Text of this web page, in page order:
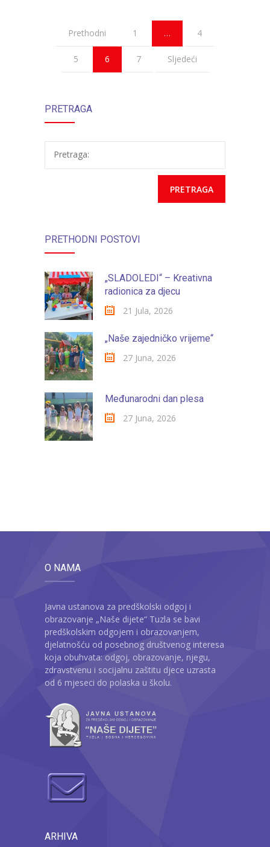
Prethodni 1 … 4
5 6 7 Sljedeći
PRETRAGA
Pretraga:
PRETHODNI POSTOVI
„SLADOLEDI“ – Kreativna
radionica za djecu
21 Jula, 2026
„Naše zajedničko vrijeme“
27 Juna, 2026
Međunarodni dan plesa
27 Juna, 2026
O NAMA
Javna ustanova za predškolski odgoj i
obrazovanje „Naše dijete“ Tuzla se bavi
predškolskim odgojem i obrazovanjem,
djelatnošću od posebnog društvenog interesa
koja obuhvata: odgoj, obrazovanje, njegu,
zdravstvenu i socijalnu zaštitu djece uzrasta
od 6 mjeseci do polaska u školu.
ARHIVA